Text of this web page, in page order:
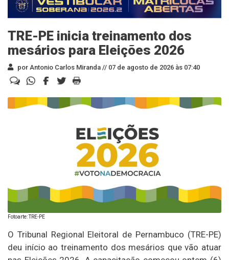
TRE-PE inicia treinamento dos
mesários para Eleições 2026
por Antonio Carlos Miranda // 07 de agosto de 2026 às 07:40
Fotoarte: TRE-PE
O Tribunal Regional Eleitoral de Pernambuco (TRE-PE)
deu início ao treinamento dos mesários que vão atuar